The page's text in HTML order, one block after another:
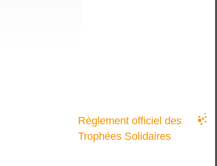
Règlement officiel des
Trophées Solidaires